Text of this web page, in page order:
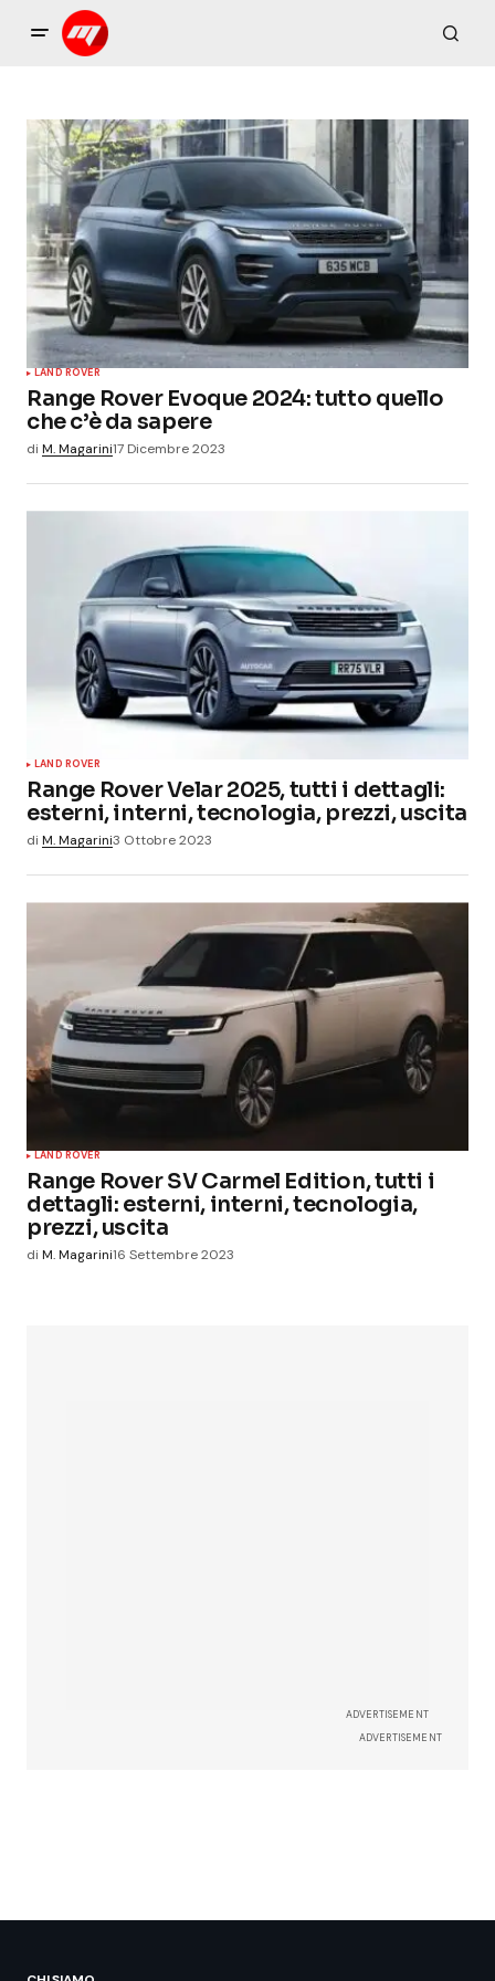
LAND ROVER
Range Rover Evoque 2024: tutto quello
che c’è da sapere
di M. Magarini17 Dicembre 2023
LAND ROVER
Range Rover Velar 2025, tutti i dettagli:
esterni, interni, tecnologia, prezzi, uscita
di M. Magarini3 Ottobre 2023
LAND ROVER
Range Rover SV Carmel Edition, tutti i
dettagli: esterni, interni, tecnologia,
prezzi, uscita
di M. Magarini16 Settembre 2023
ADVERTISEMENT
ADVERTISEMENT